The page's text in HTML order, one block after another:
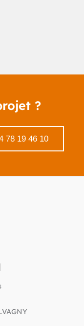
?
78 19 46 10